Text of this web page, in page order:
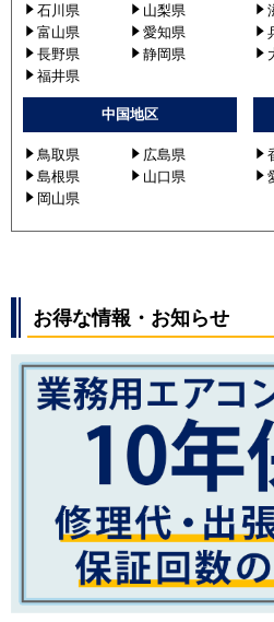
石川県
山梨県
富山県
愛知県
長野県
静岡県
福井県
中国地区
鳥取県
広島県
島根県
山口県
岡山県
お得な情報・お知らせ